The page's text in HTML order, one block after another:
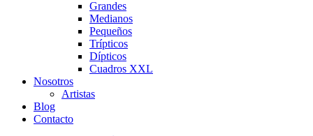
Grandes
Medianos
Pequeños
Trípticos
Dípticos
Cuadros XXL
Nosotros
Artistas
Blog
Contacto